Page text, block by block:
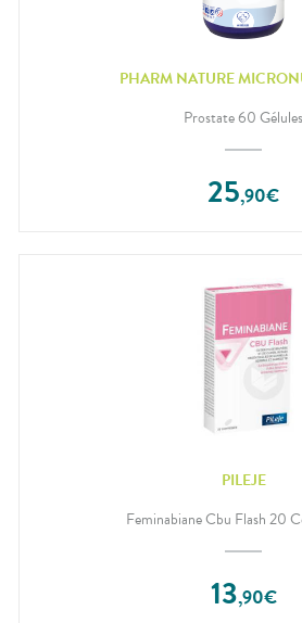
PHARM NATURE
Prostate 60 Gélules
25,90€
PILEJE
Feminabiane Cbu Flash 20
13,90€